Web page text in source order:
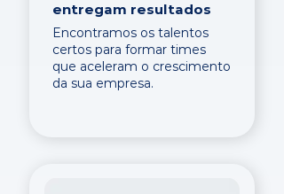
entregam resultados
Encontramos os talentos
certos para formar times
que aceleram o crescimento
da sua empresa.